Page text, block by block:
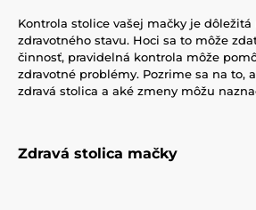
Kontrola stolice vašej mačky je
zdravotného stavu. Hoci sa to môže
činnosť, pravidelná kontrola môže
zdravotné problémy. Pozrime sa na to,
zdravá stolica a aké zmeny môžu
Zdravá stolica mačky